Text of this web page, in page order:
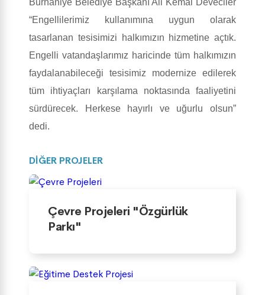
“Engellilerimiz kullanımına uygun olarak
tasarlanan tesisimizi halkımızın hizmetine açtık.
Engelli vatandaşlarımız haricinde tüm halkımızın
faydalanabileceği tesisimiz modernize edilerek
tüm ihtiyaçları karşılama noktasında faaliyetini
sürdürecek. Herkese hayırlı ve uğurlu olsun”
dedi.
DİĞER PROJELER
Çevre Projeleri "Özgürlük
Parkı"